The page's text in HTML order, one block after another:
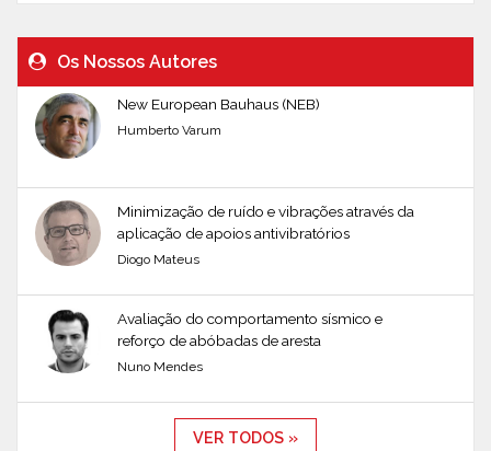
Os Nossos Autores
New European Bauhaus (NEB)
Humberto Varum
Minimização de ruído e vibrações através da
aplicação de apoios antivibratórios
Diogo Mateus
Avaliação do comportamento sísmico e
reforço de abóbadas de aresta
Nuno Mendes
VER TODOS »